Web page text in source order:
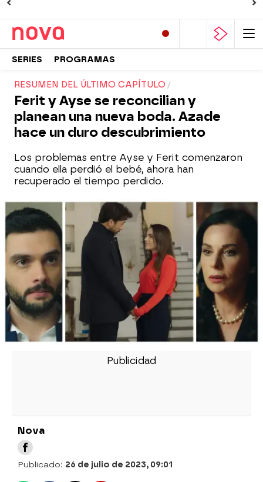
SERIES PROGRAMAS
RESUMEN DEL ÚLTIMO CAPÍTULO
Ferit y Ayse se reconcilian y
planean una nueva boda. Azade
hace un duro descubrimiento
Los problemas entre Ayse y Ferit comenzaron
cuando ella perdió el bebé, ahora han
recuperado el tiempo perdido.
Nova
Publicado: 26 de julio de 2023, 09:01